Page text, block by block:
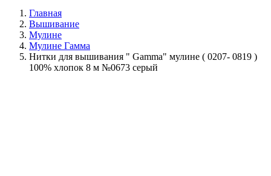
Главная
Вышивание
Мулине
Мулине Гамма
Нитки для вышивания " Gamma" мулине ( 0207- 0819 )
100% хлопок 8 м №0673 серый